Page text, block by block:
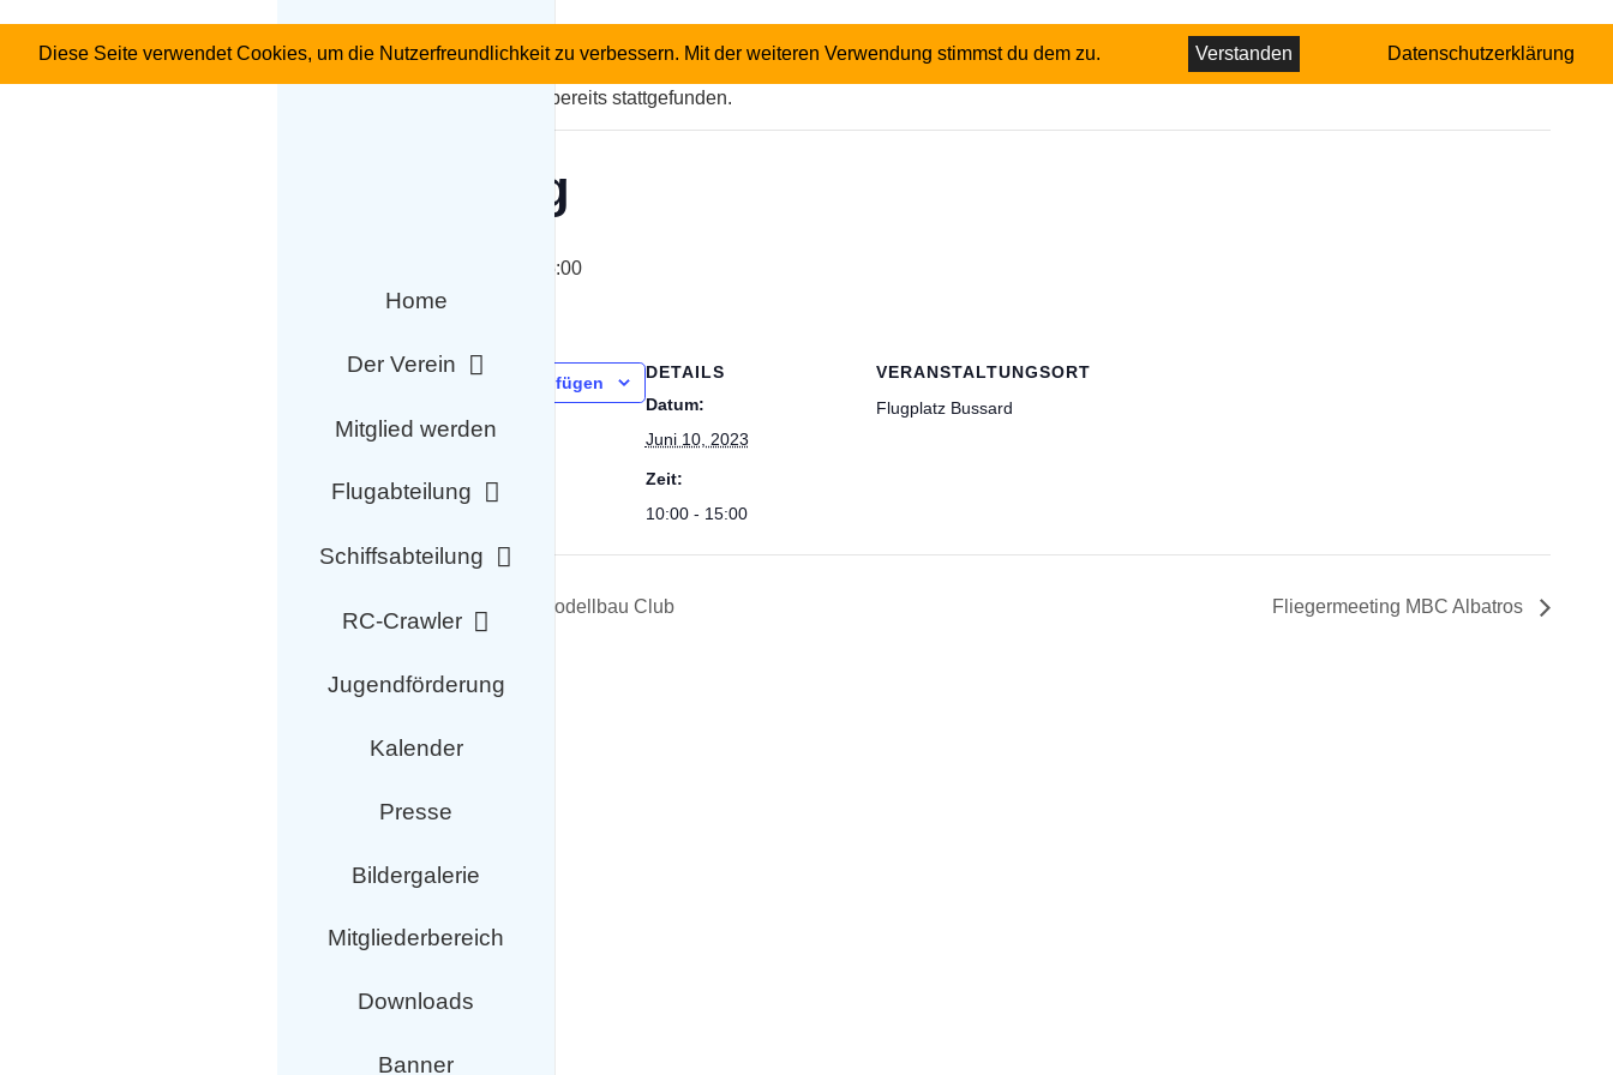
Home
Der Verein
Mitglied werden
Flugabteilung
Schiffsabteilung
RC-Crawler
Jugendförderung
Kalender
Presse
Bildergalerie
Mitgliederbereich
Downloads
Banner
Diese Veranstaltung hat bereits stattgefunden.
Arbeitstag
15:00
Zum Kalender hinzufügen
DETAILS
Datum:
Juni 10, 2023
Zeit:
10:00 - 15:00
VERANSTALTUNGSORT
Flugplatz Bussard
Flugtag Eichsfelder Modellbau Club Fliegermeeting MBC Albatros
Diese Seite verwendet Cookies, um die Nutzerfreundlichkeit zu verbessern. Mit der weiteren Verwendung stimmst du dem zu. Verstanden Datenschutzerklärung